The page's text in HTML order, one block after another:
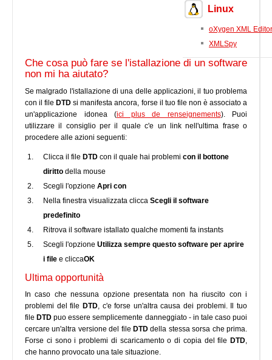
Linux
oXygen XML Editor
XMLSpy
Che cosa può fare se l'istallazione di un software
non mi ha aiutato?
Se malgrado l'istallazione di una delle applicazioni, il tuo problema
con il file DTD si manifesta ancora, forse il tuo file non è associato a
un'applicazione idonea (ici plus de renseignements). Puoi
utilizzare il consiglio per il quale c'e un link nell'ultima frase o
procedere alle azioni seguenti:
Clicca il file DTD con il quale hai problemi con il bottone
diritto della mouse
Scegli l'opzione Apri con
Nella finestra visualizzata clicca Scegli il software
predefinito
Ritrova il software istallato qualche momenti fa instants
Scegli l'opzione Utilizza sempre questo software per aprire
i file e cliccaOK
Ultima opportunità
In caso che nessuna opzione presentata non ha riuscito con i
problemi del file DTD, c'e forse un'altra causa dei problemi. Il tuo
file DTD puo essere semplicemente danneggiato - in tale caso puoi
cercare un'altra versione del file DTD della stessa sorsa che prima.
Forse ci sono i problemi di scaricamento o di copia del file DTD,
che hanno provocato una tale situazione.